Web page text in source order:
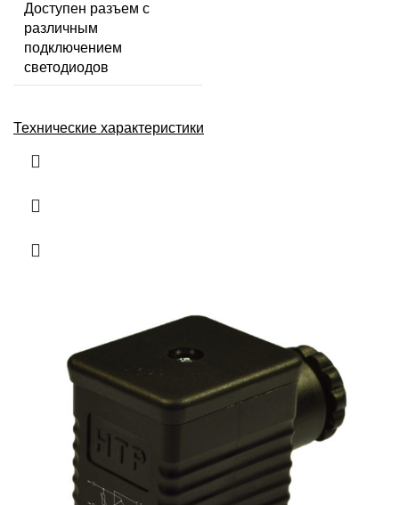
Доступен разъем с
различным
подключением
светодиодов
Технические характеристики